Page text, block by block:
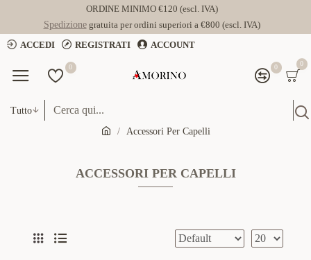
ORDINE MINIMO €120 (escl. IVA)
Spedizionegratuita per ordini superiori a €800 (escl. IVA)
ACCEDI
REGISTRATI ACCOUNT
0 0 0
Tutto
Accessori Per Capelli
ACCESSORI PER CAPELLI